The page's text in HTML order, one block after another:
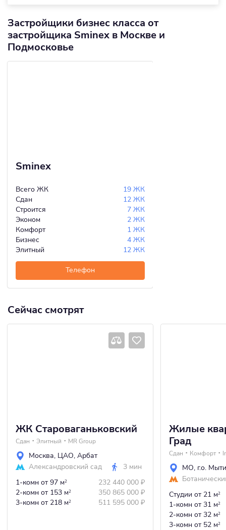
Застройщики бизнес класса от
застройщика Sminex в Москве и
Подмосковье
Sminex
Всего ЖК
19 ЖК
Сдан
12 ЖК
Строится
7 ЖК
Эконом
2 ЖК
Комфорт
1 ЖК
Бизнес
4 ЖК
Элитный
12 ЖК
Телефон
Сейчас смотрят
ЖК Староваганьковский
Сдан Элитный MR Group
Москва, ЦАО, Арбат
Александровский сад
3 мин
1-комн от 97 м2 232 440 000 ₽
2-комн от 153 м2 350 865 000 ₽
3-комн от 218 м2 511 595 000 ₽
Жилые
Град
Сдан Комфорт
МО, г.о.
Студии от 21 м2
1-комн от 31 м2
2-комн от 32 м2
3-комн от 52 м2